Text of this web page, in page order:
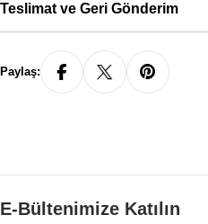
Teslimat ve Geri Gönderim
Paylaş:
E-Bültenimize Katılın